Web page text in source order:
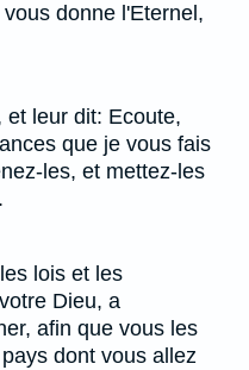
donne l'Eternel,
leur dit: Ecoute,
que je vous fais
les, et mettez-les
lois et les
Dieu, a
afin que vous les
dont vous allez